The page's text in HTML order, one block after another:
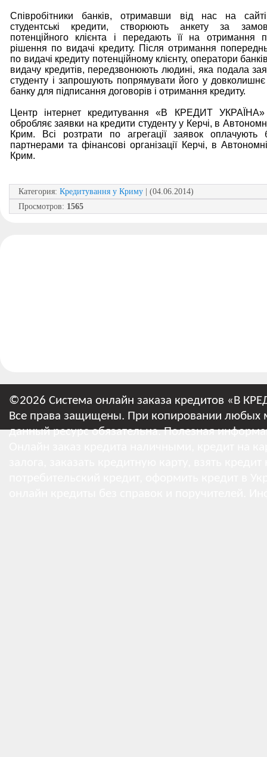
Співробітники банків, отримавши від нас на
студентські кредити, створюють анкету за
потенційного клієнта і передають її на отримання
рішення по видачі кредиту. Після отримання
по видачі кредиту потенційному клієнту, оператори
видачу кредитів, передзвонюють людині, яка подала
студенту і запрошують попрямувати його у
банку для підписання договорів і отримання кредиту.
Центр інтернет кредитування «В КРЕДИТ
обробляє заявки на кредити студенту у Керчі, в
Крим. Всі розтрати по агрегації заявок оплачують
партнерами та фінансові організації Керчі, в
Крим.
Категория: Кредитування у Криму | (04.06.2014)
Просмотров: 1565
©2026 Система онлайн заказа кредитов «В
Все права защищены. При копировании любых
данный ресурс обязательна.Полезная